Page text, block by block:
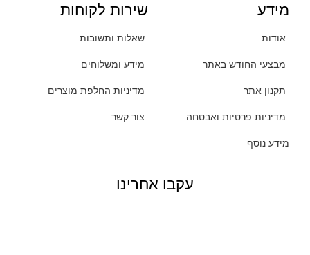
מידע
אודות
מבצעי החודש באתר
תקנון אתר
מדיניות פרטיות ואבטחה
מידע נוסף
שירות לקוחות
שאלות ותשובות
מידע ומשלוחים
מדיניות החלפת מוצרים
צור קשר
עקבו אחרינו